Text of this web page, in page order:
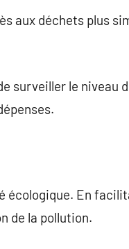
aux déchets plus
surveiller le niveau
écologique. En
de la pollution.